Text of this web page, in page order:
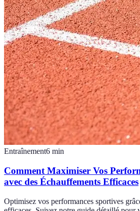
Entraînement6 min
Comment Maximiser Vos
avec des Échauffements Efficaces
Optimisez vos performances sportives